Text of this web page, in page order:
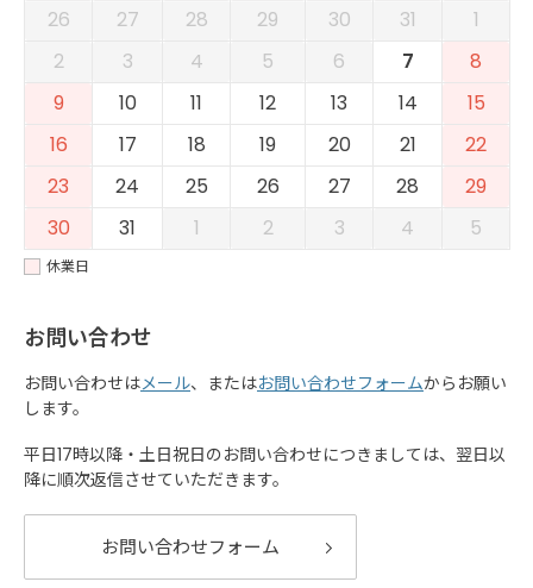
26 27 28 29 30 31
1
2
3 4 5 6 7
8
9
10 11 12 13 14
15
16
17 18 19 20 21
22
23
24 25 26 27 28
29
30
31 1 2 3 4 5
休業日
お問い合わせ
お問い合わせはメール、またはお問い合わせフォームからお願い
します。
平日17時以降・土日祝日のお問い合わせにつきましては、翌日以
降に順次返信させていただきます。
お問い合わせフォーム